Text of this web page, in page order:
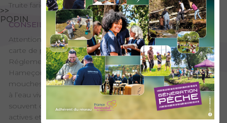
>>
POPIN
Truite fario
CONSEILS DE PÊCHE
Attention : AAPPMA hors réciprocité départementale,
carte de pêche du Haut-Chéran obligatoire.
Réglementation spécifique : Toutes techniques.
Hameçon(s) simple(s) sans ardillon, 2 hameçons ou 3
mouches artificielles. Tout poisson capturé doit être remis
à l’eau vivant immédiatement. Le début de saison est
souvent difficile sur le Chéran car les truites ne sont pas
actives et restent calées sous les pierres. Vous trouverez les